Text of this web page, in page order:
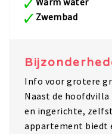
Zwembad
Info voor grotere
Naast de
en ingerichte,
appartement biedt